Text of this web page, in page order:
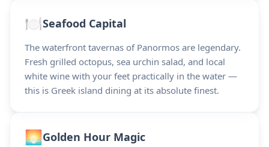
🍽️Seafood Capital
The waterfront tavernas of Panormos are legendary.
Fresh grilled octopus, sea urchin salad, and local
white wine with your feet practically in the water —
this is Greek island dining at its absolute finest.
🌅Golden Hour Magic